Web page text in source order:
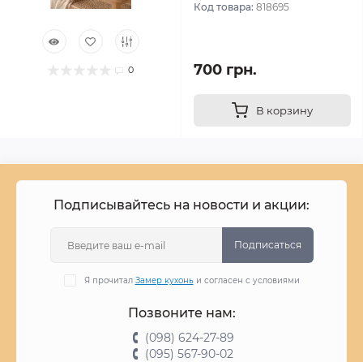
0
Код товара: 818695
700 грн.
В корзину
Подписывайтесь на новости и акции:
Подписаться
Я прочитал Замер кухоньи согласен с условиями
Позвоните нам:
(098) 624-27-89
(095) 567-90-02